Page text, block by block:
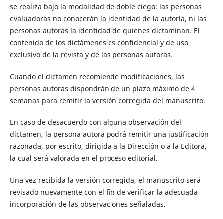
se realiza bajo la modalidad de doble ciego: las personas
evaluadoras no conocerán la identidad de la autoría, ni las
personas autoras la identidad de quienes dictaminan. El
contenido de los dictámenes es confidencial y de uso
exclusivo de la revista y de las personas autoras.
Cuando el dictamen recomiende modificaciones, las
personas autoras dispondrán de un plazo máximo de 4
semanas para remitir la versión corregida del manuscrito.
En caso de desacuerdo con alguna observación del
dictamen, la persona autora podrá remitir una justificación
razonada, por escrito, dirigida a la Dirección o a la Editora,
la cual será valorada en el proceso editorial.
Una vez recibida la versión corregida, el manuscrito será
revisado nuevamente con el fin de verificar la adecuada
incorporación de las observaciones señaladas.